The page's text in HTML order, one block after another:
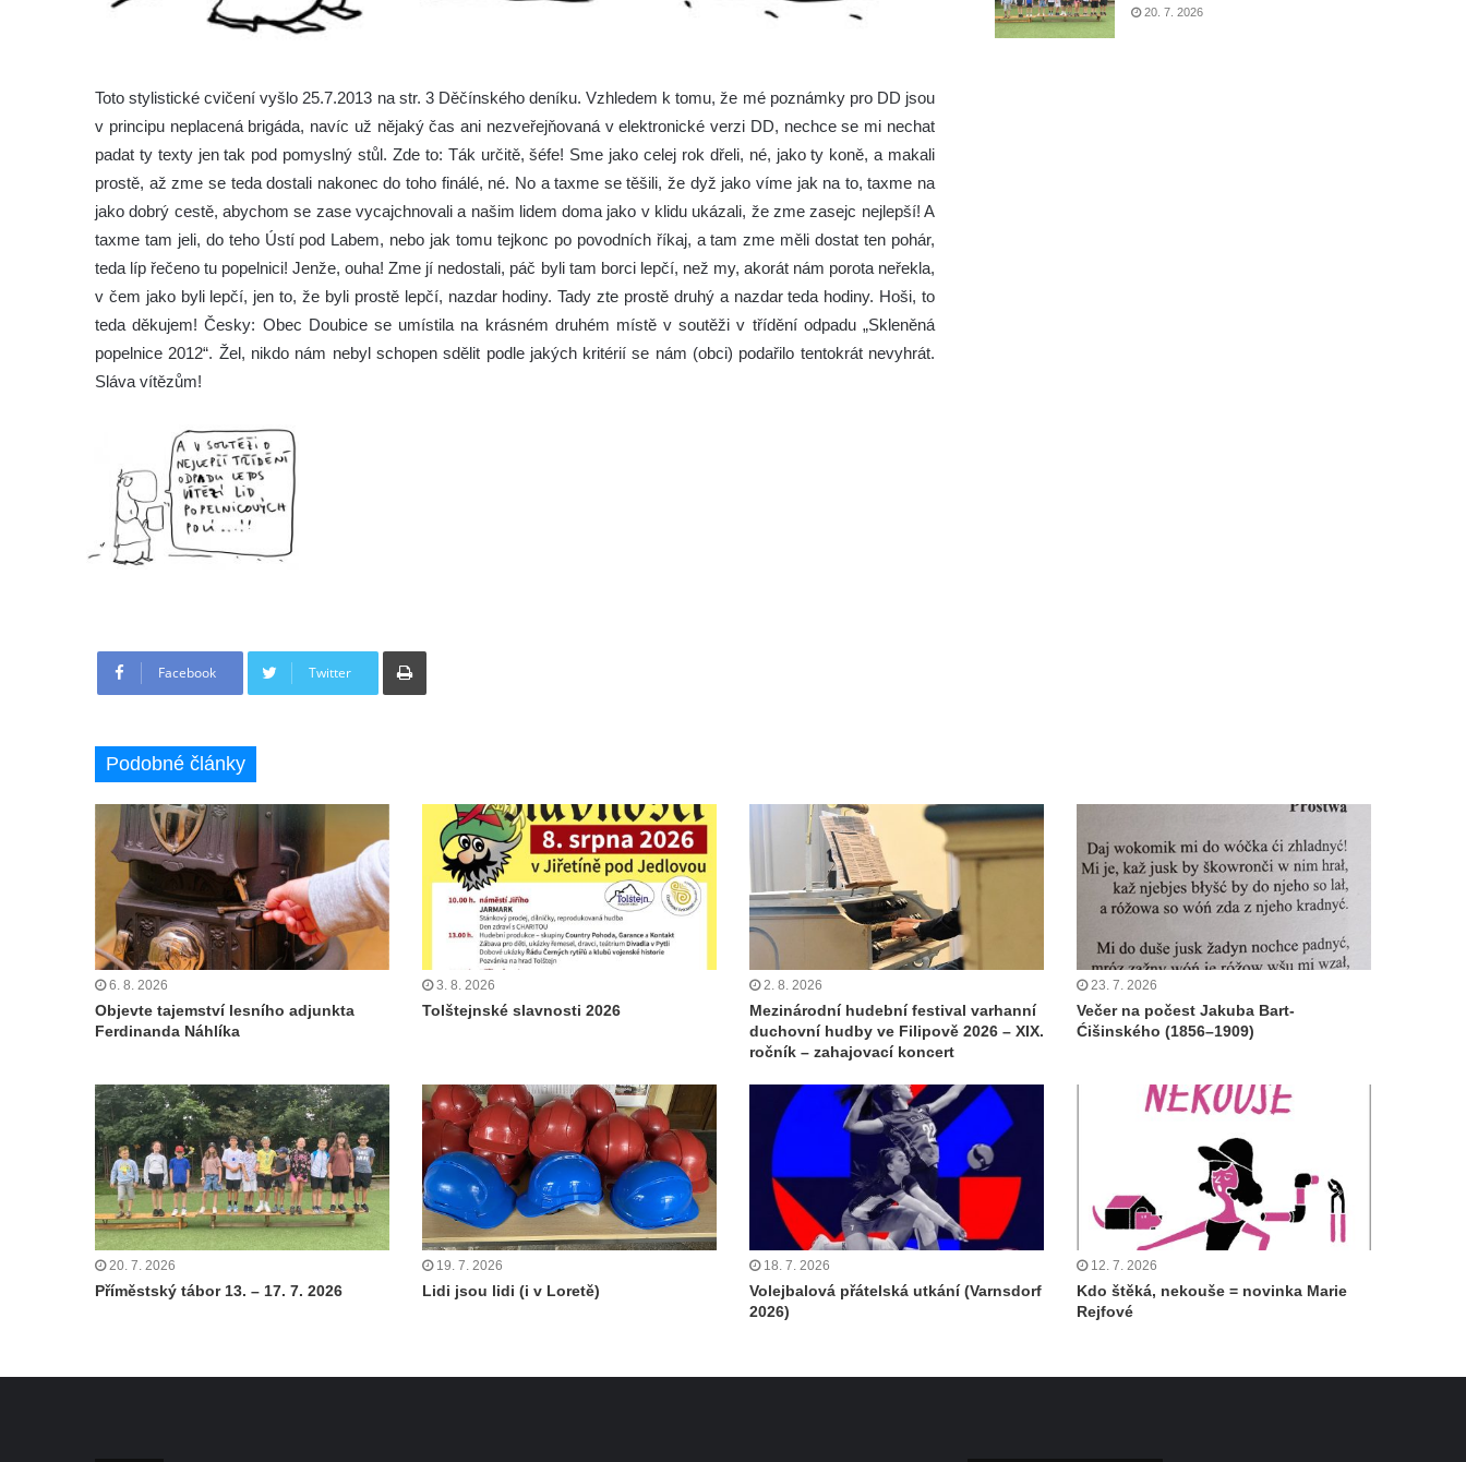
Toto stylistické cvičení vyšlo 25.7.2013 na str. 3 Děčínského deníku. Vzhledem k tomu, že mé poznámky pro DD jsou
v principu neplacená brigáda, navíc už nějaký čas ani nezveřejňovaná v elektronické verzi DD, nechce se mi nechat
padat ty texty jen tak pod pomyslný stůl. Zde to: Ták určitě, šéfe! Sme jako celej rok dřeli, né, jako ty koně, a makali
prostě, až zme se teda dostali nakonec do toho finálé, né. No a taxme se těšili, že dyž jako víme jak na to, taxme na
jako dobrý cestě, abychom se zase vycajchnovali a našim lidem doma jako v klidu ukázali, že zme zasejc nejlepší! A
taxme tam jeli, do teho Ústí pod Labem, nebo jak tomu tejkonc po povodních říkaj, a tam zme měli dostat ten pohár,
teda líp řečeno tu popelnici! Jenže, ouha! Zme jí nedostali, páč byli tam borci lepčí, než my, akorát nám porota neřekla,
v čem jako byli lepčí, jen to, že byli prostě lepčí, nazdar hodiny. Tady zte prostě druhý a nazdar teda hodiny. Hoši, to
teda děkujem! Česky: Obec Doubice se umístila na krásném druhém místě v soutěži v třídění odpadu „Skleněná
popelnice 2012“. Žel, nikdo nám nebyl schopen sdělit podle jakých kritérií se nám (obci) podařilo tentokrát nevyhrát.
Sláva vítězům!
Facebook Twitter
Tisknout
20. 7. 2026
Podobné články
6. 8. 2026
Objevte tajemství lesního adjunkta
Ferdinanda Náhlíka
3. 8. 2026
Tolštejnské slavnosti 2026
2. 8. 2026
Mezinárodní hudební festival varhanní
duchovní hudby ve Filipově 2026 – XIX.
ročník – zahajovací koncert
23. 7. 2026
Večer na počest Jakuba Bart-
Ćišinského (1856–1909)
20. 7. 2026
Příměstský tábor 13. – 17. 7. 2026
19. 7. 2026
Lidi jsou lidi (i v Loretě)
18. 7. 2026
Volejbalová přátelská utkání (Varnsdorf
2026)
12. 7. 2026
Kdo štěká, nekouše = novinka Marie
Rejfové